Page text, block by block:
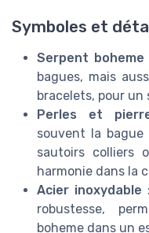
Symboles et
Serpent boheme
bagues, mais
bracelets, pour un
Perles et
souvent la bague
sautoirs colliers
harmonie dans la
Acier inoxydable
robustesse,
boheme dans un